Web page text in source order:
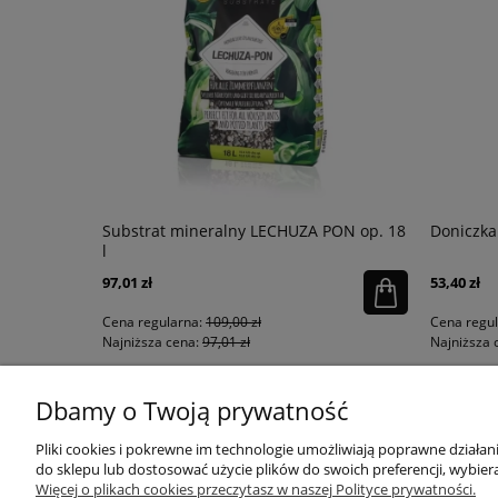
Substrat mineralny LECHUZA PON op. 18
l
97,01 zł
Cena regularna: 109,00 zł
Najniższa cena: 97,01 zł
53,40 zł
Cena
Najniższa
KONTAKT MOJE KONTO
Dbamy o Twoją prywatność
Pliki cookies i pokrewne im technologie umożliwiają poprawne
do sklepu lub dostosować użycie plików do swoich preferencji,
Więcej o plikach cookies przeczytasz w naszej Polityce prywatności.